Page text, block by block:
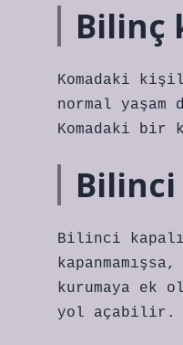
Bilinç
Komadaki
normal
Komadaki
Bilinci
Bilinci kapalı
kurumaya ek
yol açabilir.